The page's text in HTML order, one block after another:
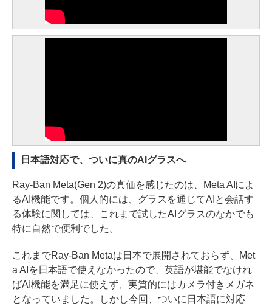
日本語対応で、ついに真のAIグラスへ
Ray-Ban Meta(Gen 2)の真価を感じたのは、Meta AIによ
るAI機能です。個人的には、グラスを通じてAIと会話す
る体験に関しては、これまで試したAIグラスのなかでも
特に自然で便利でした。
これまでRay-Ban Metaは日本で展開されておらず、Met
a AIを日本語で使えなかったので、英語が堪能でなけれ
ばAI機能を満足に使えず、実質的にはカメラ付きメガネ
となっていました。しかし今回、ついに日本語に対応